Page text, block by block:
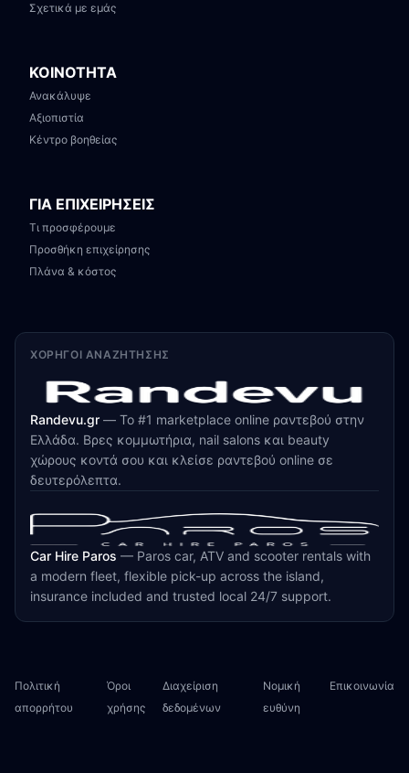
Σχετικά με εμάς
ΚΟΙΝΟΤΗΤΑ
Ανακάλυψε
Αξιοπιστία
Κέντρο βοηθείας
ΓΙΑ ΕΠΙΧΕΙΡΗΣΕΙΣ
Τι προσφέρουμε
Προσθήκη επιχείρησης
Πλάνα & κόστος
ΧΟΡΗΓΟΊ ΑΝΑΖΉΤΗΣΗΣ
Randevu.gr — Το #1 marketplace online ραντεβού στην
Ελλάδα. Βρες κομμωτήρια, nail salons και beauty
χώρους κοντά σου και κλείσε ραντεβού online σε
δευτερόλεπτα.
Car Hire Paros — Paros car, ATV and scooter rentals with
a modern fleet, flexible pick-up across the island,
insurance included and trusted local 24/7 support.
Πολιτική
απορρήτου
Όροι
χρήσης
Διαχείριση
δεδομένων
Νομική
ευθύνη
Επικοινωνία